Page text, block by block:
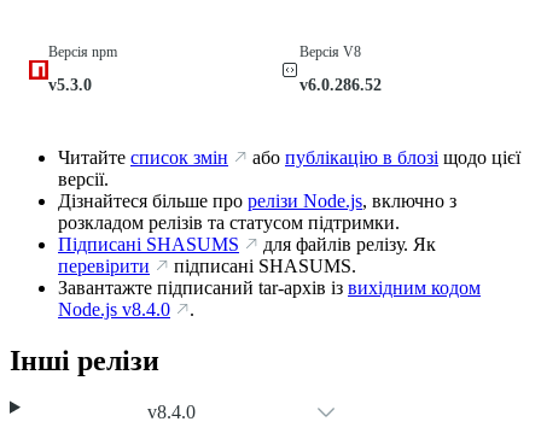
Версія npm
v5.3.0
Версія V8
v6.0.286.52
Читайте список змін або публікацію в блозі щодо цієї
версії.
Дізнайтеся більше про релізи Node.js, включно з
розкладом релізів та статусом підтримки.
Підписані SHASUMS
для файлів релізу. Як
перевірити
підписані SHASUMS.
Завантажте підписаний tar-архів із вихідним кодом
Node.js v8.4.0 .
Інші релізи
v8.4.0